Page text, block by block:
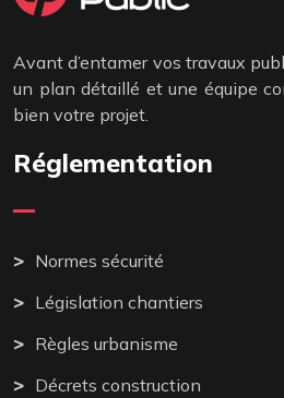
Avant d’entamer vos travaux
un plan détaillé et une équipe
bien votre projet.
Réglementation
Normes sécurité
Législation chantiers
Règles urbanisme
Décrets construction